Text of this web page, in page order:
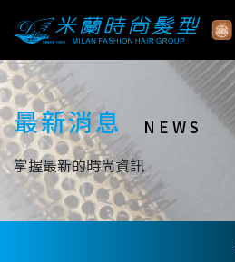
最新消息 NEWS
掌握最新的時尚資訊